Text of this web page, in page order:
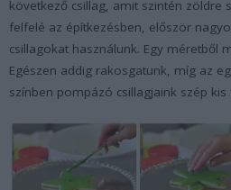
következő csillag, amit szintén zöldre
felfelé az építkezésben, először
csillagokat használunk. Egy méretből
Egészen addig rakosgatunk, míg az
színben pompázó csillagjaink szép